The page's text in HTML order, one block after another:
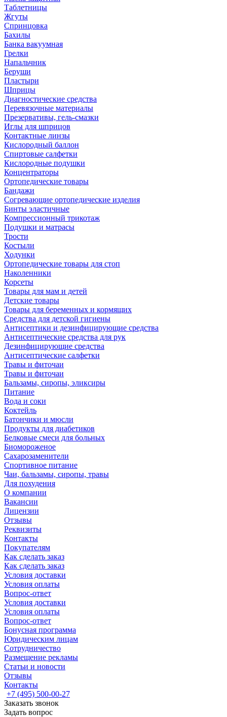
Таблетницы
Жгуты
Спринцовка
Бахилы
Банка вакуумная
Грелки
Напальчник
Беруши
Пластыри
Шприцы
Диагностические средства
Перевязочные материалы
Презервативы, гель-смазки
Иглы для шприцов
Контактные линзы
Кислородный баллон
Спиртовые салфетки
Кислородные подушки
Концентраторы
Ортопедические товары
Бандажи
Согревающие ортопедические изделия
Бинты эластичные
Компрессионный трикотаж
Подушки и матрасы
Трости
Костыли
Ходунки
Ортопедические товары для стоп
Наколенники
Корсеты
Товары для мам и детей
Детские товары
Товары для беременных и кормящих
Средства для детской гигиены
Антисептики и дезинфицирующие средства
Антисептические средства для рук
Дезинфицирующие средства
Антисептические салфетки
Травы и фиточаи
Травы и фиточаи
Бальзамы, сиропы, эликсиры
Питание
Вода и соки
Коктейль
Батончики и мюсли
Продукты для диабетиков
Белковые смеси для больных
Биомороженое
Сахарозаменители
Спортивное питание
Чаи, бальзамы, сиропы, травы
Для похудения
О компании
Вакансии
Лицензии
Отзывы
Реквизиты
Контакты
Покупателям
Как сделать заказ
Как сделать заказ
Условия доставки
Условия оплаты
Вопрос-ответ
Условия доставки
Условия оплаты
Вопрос-ответ
Бонусная программа
Юридическим лицам
Сотрудничество
Размещение рекламы
Статьи и новости
Отзывы
Контакты
+7 (495) 500-00-27
Заказать звонок
Задать вопрос